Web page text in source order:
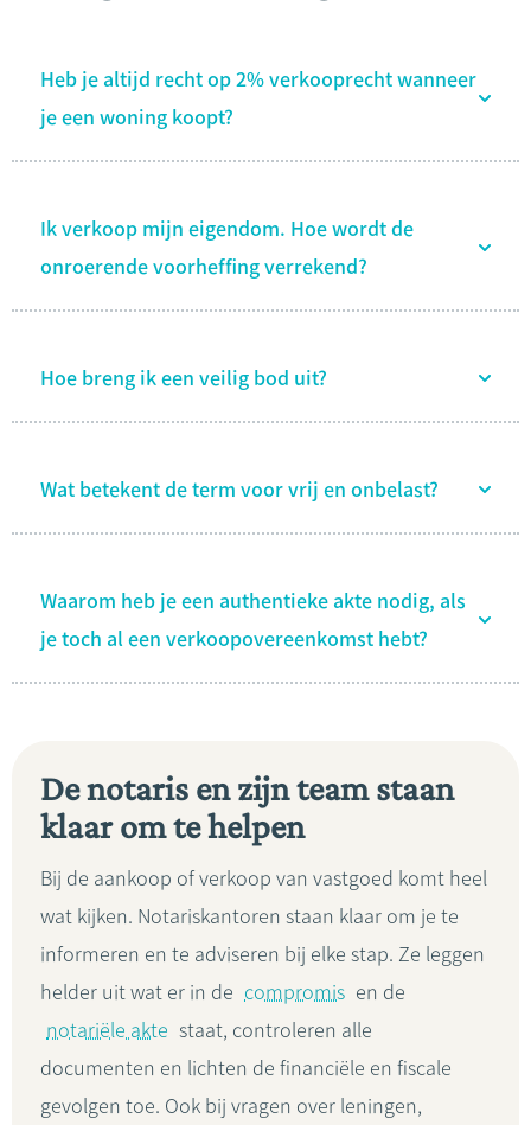
Heb je altijd recht op 2% verkooprecht wanneer
je een woning koopt?
Ik verkoop mijn eigendom. Hoe wordt de
onroerende voorheffing verrekend?
Hoe breng ik een veilig bod uit?
Wat betekent de term voor vrij en onbelast?
Waarom heb je een authentieke akte nodig, als
je toch al een verkoopovereenkomst hebt?
De notaris en zijn team staan
klaar om te helpen
Bij de aankoop of verkoop van vastgoed komt heel
wat kijken. Notariskantoren staan klaar om je te
informeren en te adviseren bij elke stap. Ze leggen
helder uit wat er in de compromis en de
notariële akte staat, controleren alle
documenten en lichten de financiële en fiscale
gevolgen toe. Ook bij vragen over leningen,